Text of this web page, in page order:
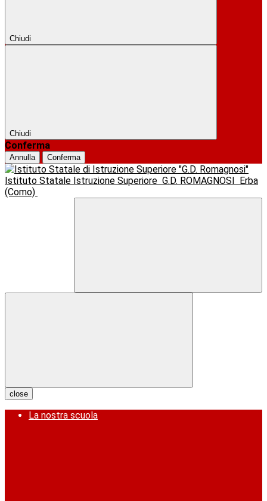
Chiudi
Chiudi
Conferma
Annulla Conferma
Istituto Statale Istruzione Superiore G.D. ROMAGNOSI
Erba
(Como)
close
La nostra scuola